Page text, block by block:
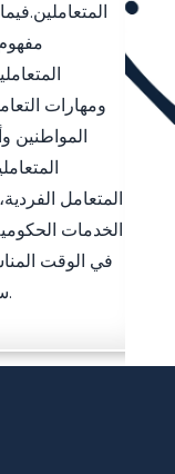
ومهارات
المواطنين
المتعامل
الخدمات
في الوقت
سعادتهم عند الانتهاء من تقديم الخدمة لهم.